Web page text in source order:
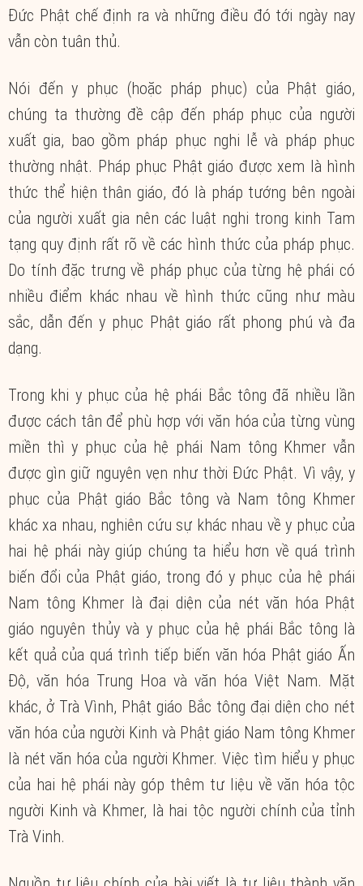
Đức Phật chế định ra và những điều đó tới ngày nay
vẫn còn tuân thủ.
Nói đến y phục (hoặc pháp phục) của Phật giáo,
chúng ta thường đề cập đến pháp phục của người
xuất gia, bao gồm pháp phục nghi lễ và pháp phục
thường nhật. Pháp phục Phật giáo được xem là hình
thức thể hiện thân giáo, đó là pháp tướng bên ngoài
của người xuất gia nên các luật nghi trong kinh Tam
tạng quy định rất rõ về các hình thức của pháp phục.
Do tính đặc trưng về pháp phục của từng hệ phái có
nhiều điểm khác nhau về hình thức cũng như màu
sắc, dẫn đến y phục Phật giáo rất phong phú và đa
dạng.
Trong khi y phục của hệ phái Bắc tông đã nhiều lần
được cách tân để phù hợp với văn hóa của từng vùng
miền thì y phục của hệ phái Nam tông Khmer vẫn
được gìn giữ nguyên vẹn như thời Đức Phật. Vì vậy, y
phục của Phật giáo Bắc tông và Nam tông Khmer
khác xa nhau, nghiên cứu sự khác nhau về y phục của
hai hệ phái này giúp chúng ta hiểu hơn về quá trình
biến đổi của Phật giáo, trong đó y phục của hệ phái
Nam tông Khmer là đại diện của nét văn hóa Phật
giáo nguyên thủy và y phục của hệ phái Bắc tông là
kết quả của quá trình tiếp biến văn hóa Phật giáo Ấn
Độ, văn hóa Trung Hoa và văn hóa Việt Nam. Mặt
khác, ở Trà Vình, Phật giáo Bắc tông đại diện cho nét
văn hóa của người Kinh và Phật giáo Nam tông Khmer
là nét văn hóa của người Khmer. Việc tìm hiểu y phục
của hai hệ phái này góp thêm tư liệu về văn hóa tộc
người Kinh và Khmer, là hai tộc người chính của tỉnh
Trà Vinh.